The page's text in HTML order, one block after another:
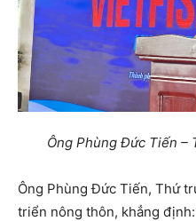
Ông Phùng Đức Tiến –
Ông Phùng Đức Tiến, Thứ
triển nông thôn, khẳng